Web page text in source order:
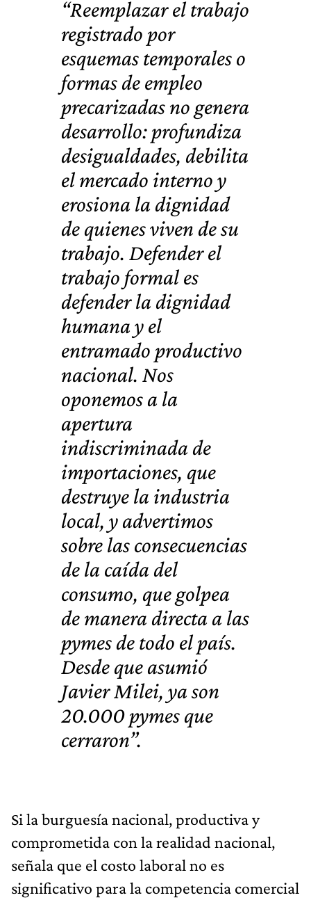
“Reemplazar el trabajo
registrado por
esquemas temporales o
formas de empleo
precarizadas no genera
desarrollo: profundiza
desigualdades, debilita
el mercado interno y
erosiona la dignidad
de quienes viven de su
trabajo. Defender el
trabajo formal es
defender la dignidad
humana y el
entramado productivo
nacional. Nos
oponemos a la
apertura
indiscriminada de
importaciones, que
destruye la industria
local, y advertimos
sobre las consecuencias
de la caída del
consumo, que golpea
de manera directa a las
pymes de todo el país.
Desde que asumió
Javier Milei, ya son
20.000 pymes que
cerraron”.
Si la burguesía nacional, productiva y
comprometida con la realidad nacional,
señala que el costo laboral no es
significativo para la competencia comercial